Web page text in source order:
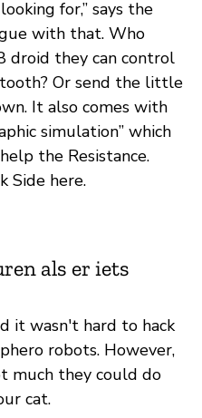
for,” says the
with that. Who
they can control
Or send the little
It also comes with
simulation” which
the Resistance.
Side here.
als er iets
it wasn't hard to hack
robots. However,
much they could do
cat.